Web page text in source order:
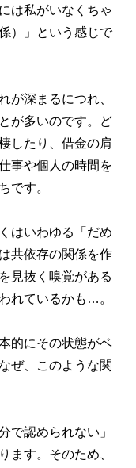
は私がいなくちゃ
）」という感じで
深まるにつれ、
が多いのです。ど
したり、借金の肩
事や個人の時間を
です。
はいわゆる「だめ
共依存の関係を作
見抜く嗅覚がある
れているかも…。
的にその状態がベ
ぜ、このような関
で認められない」
ます。そのため、